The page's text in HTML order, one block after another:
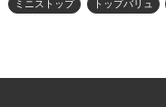
ミニストップ トップバリュ